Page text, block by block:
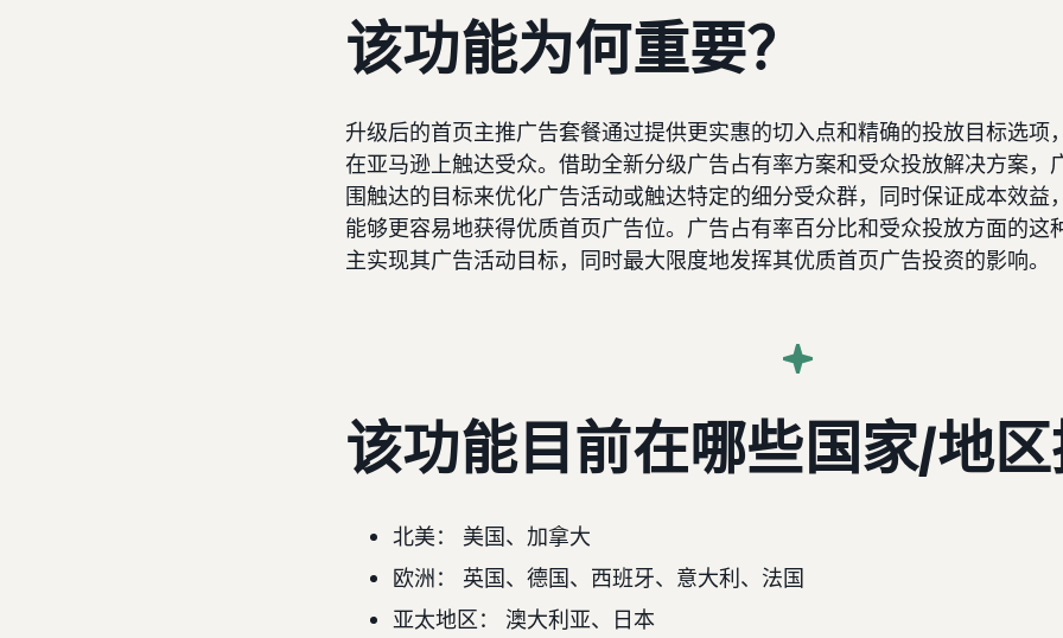
该功能为何重要？
升级后的首页主推广告套餐通过提供更实惠的切入点和精确的投放目标选项
在亚马逊上触达受众。借助全新分级广告占有率方案和受众投放解决方案，
围触达的目标来优化广告活动或触达特定的细分受众群，同时保证成本效益
能够更容易地获得优质首页广告位。广告占有率百分比和受众投放方面的这
主实现其广告活动目标，同时最大限度地发挥其优质首页广告投资的影响。
该功能目前在哪些国家/地
北美： 美国、加拿大
欧洲： 英国、德国、西班牙、意大利、法国
亚太地区： 澳大利亚、日本